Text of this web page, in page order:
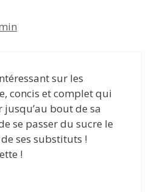
sur les
concis et complet qui
jusqu’au bout de sa
se passer du sucre le
ses substituts !
!